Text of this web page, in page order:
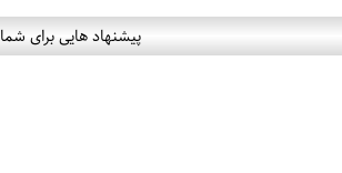
پیشنهاد هایی برای شما